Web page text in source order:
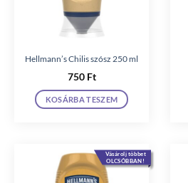
Hellmann’s Chilis szósz 250 ml
750 Ft
KOSÁRBA TESZEM
Vásárolj többet
OLCSÓBBAN!